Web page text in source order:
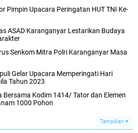
Pimpin Upacara Peringatan HUT TNI Ke-
ASAD Karanganyar Lestarikan Budaya
Senkom Mitra Polri Karanganyar Masa
Gelar Upacara Memperingati Hari
Tahun 2023
Bersama Kodim 1414/ Tator dan Elemen
1000 Pohon
Tampilkan